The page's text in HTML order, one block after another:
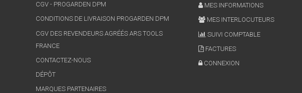
CGV - PROGARDEN DPM
CONDITIONS DE LIVRAISON PROGARDEN DPM
CGV DES REVENDEURS AGRÉÉS ARS TOOLS
FRANCE
CONTACTEZ-NOUS
DÉPÔT
MARQUES PARTENAIRES
MES INFORMATIONS
MES INTERLOCUTEURS
SUIVI COMPTABLE
FACTURES
CONNEXION